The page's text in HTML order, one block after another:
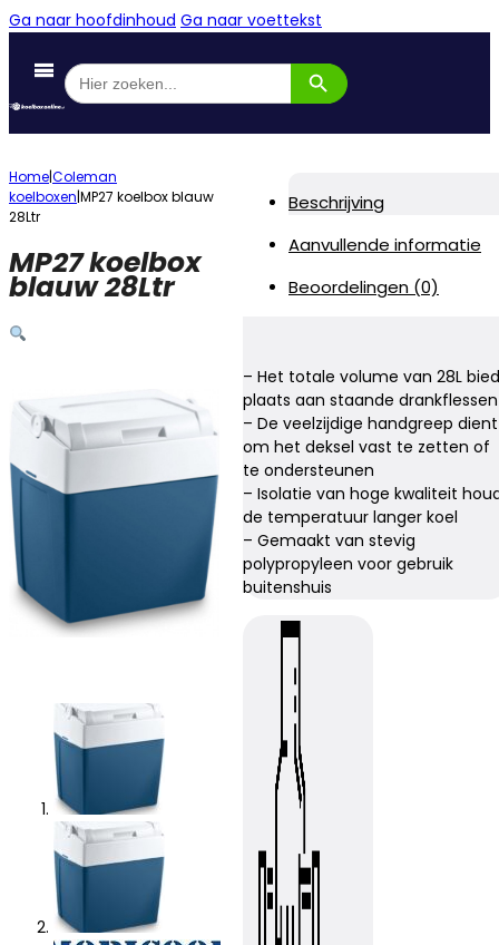
Ga naar hoofdinhoud Ga naar voettekst
Zoek
naar:
Zoekknop
Home|Coleman
koelboxen|MP27 koelbox blauw
28Ltr
MP27 koelbox
blauw 28Ltr
Beschrijving
Aanvullende informatie
Beoordelingen (0)
– Het totale volume van 28L
plaats aan staande drankflessen
– De veelzijdige handgreep dient
om het deksel vast te zetten of
te ondersteunen
– Isolatie van hoge kwaliteit
de temperatuur langer koel
– Gemaakt van stevig
polypropyleen voor gebruik
buitenshuis